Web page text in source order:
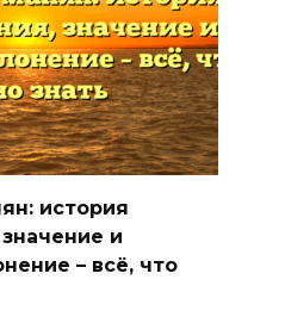
история
и
– всё, что